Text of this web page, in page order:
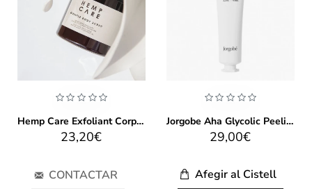
Hemp Care Exfoliant Corporal
23,20€
CONTACTAR
Jorgobe Aha Glycolic Peeling Gel 65ml
29,00€
Afegir al Cistell